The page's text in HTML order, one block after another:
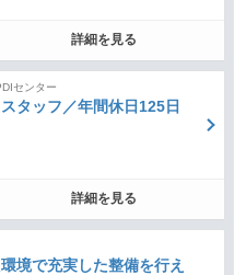
詳細を見る
センター
タッフ／年間休日125日
詳細を見る
境で充実した整備を行え